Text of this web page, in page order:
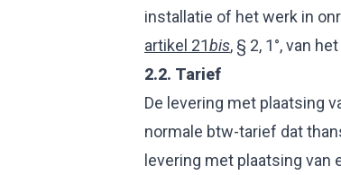
installatie of het werk in
artikel 21bis, § 2, 1°, van
2.2. Tarief
De levering met plaatsing
normale btw-tarief dat
levering met plaatsing van